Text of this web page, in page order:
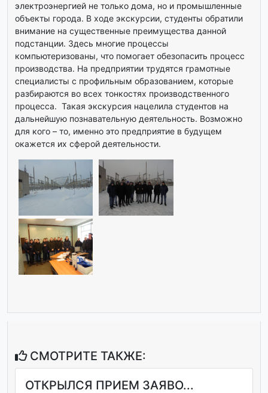
электроэнергией не только дома, но и промышленные
объекты города. В ходе экскурсии, студенты обратили
внимание на существенные преимущества данной
подстанции. Здесь многие процессы
компьютеризованы, что помогает обезопасить процесс
производства. На предприятии трудятся грамотные
специалисты с профильным образованием, которые
разбираются во всех тонкостях производственного
процесса. Такая экскурсия нацелила студентов на
дальнейшую познавательную деятельность. Возможно
для кого – то, именно это предприятие в будущем
окажется их сферой деятельности.
СМОТРИТЕ ТАКЖЕ:
ОТКРЫЛСЯ ПРИЕМ ЗАЯВО...